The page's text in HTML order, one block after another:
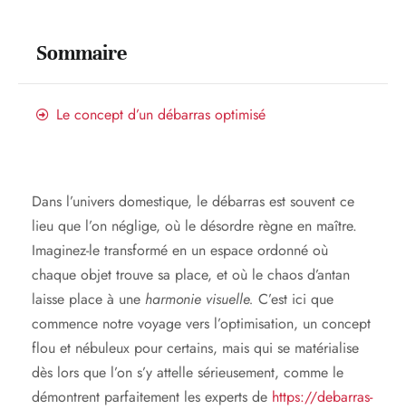
Dans l’univers domestique, le débarras est souvent ce
lieu que l’on néglige, où le désordre règne en maître.
Imaginez-le transformé en un espace ordonné où
chaque objet trouve sa place, et où le chaos d’antan
laisse place à une harmonie visuelle. C’est ici que
commence notre voyage vers l’optimisation, un concept
flou et nébuleux pour certains, mais qui se matérialise
dès lors que l’on s’y attelle sérieusement, comme le
démontrent parfaitement les experts de https://debarras-
Sommaire
Le concept d’un débarras optimisé